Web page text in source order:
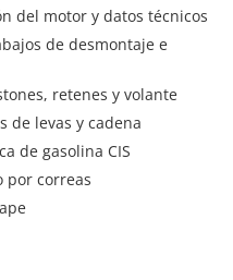
del motor y datos técnicos
de desmontaje e
retenes y volante
de levas y cadena
de gasolina CIS
por correas